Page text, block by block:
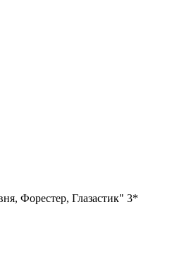
Форестер, Глазастик" 3*